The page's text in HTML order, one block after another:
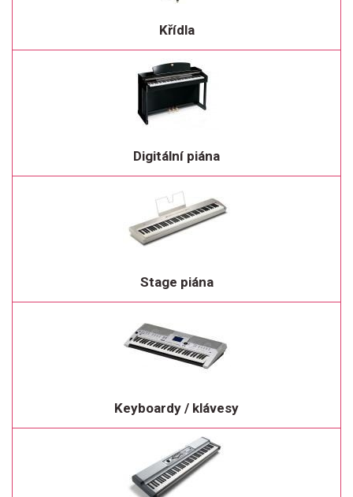
Křídla
Digitální piána
Stage piána
Keyboardy / klávesy